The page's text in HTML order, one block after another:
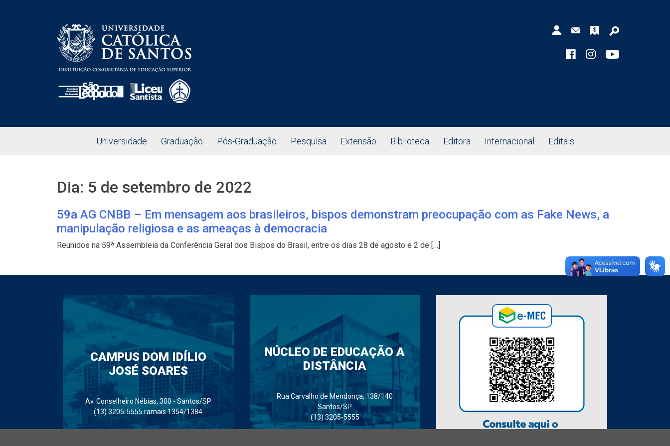
Universidade Graduação Pós-Graduação Pesquisa Extensão Biblioteca Editora Internacional Editais
Dia: 5 de setembro de 2022
59a AG CNBB – Em mensagem aos brasileiros, bispos demonstram preocupação com as Fake News, a
manipulação religiosa e as ameaças à democracia
Reunidos na 59ª Assembleia da Conferência Geral dos Bispos do Brasil, entre os dias 28 de agosto e 2 de […]
CAMPUS DOM IDÍLIO
JOSÉ SOARES
Av. Conselheiro Nébias, 300 - Santos/SP
(13) 3205-5555 ramais 1354/1384
NÚCLEO DE EDUCAÇÃO A
DISTÂNCIA
Rua Carvalho de Mendonça, 138/140
Santos/SP
(13) 3205-5555